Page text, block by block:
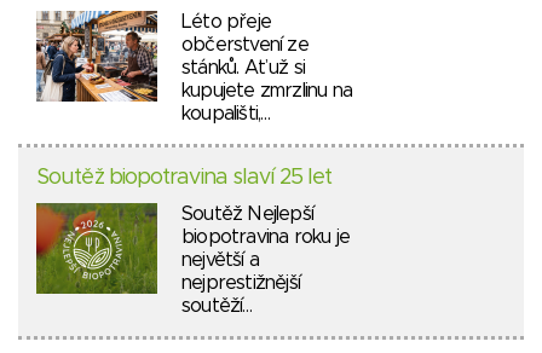
Léto přeje
občerstvení ze
stánků. Ať už si
kupujete zmrzlinu na
koupališti,…
Soutěž biopotravina slaví 25 let
Soutěž Nejlepší
biopotravina roku je
největší a
nejprestižnější
soutěží…